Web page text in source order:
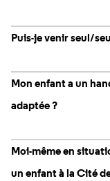
Puis-je venir seul/
Mon enfant a un
adaptée ?
Moi-même en
un enfant à la Cité